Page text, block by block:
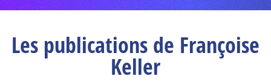
Les publications de Françoise
Keller